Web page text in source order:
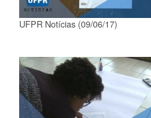
UFPR Notícias (09/06/17)